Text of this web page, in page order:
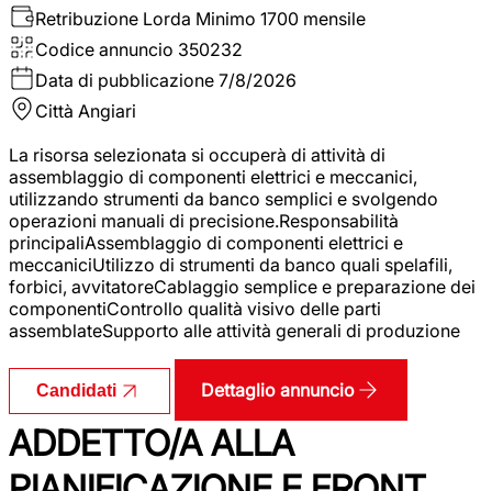
Retribuzione Lorda Minimo 1700 mensile
Codice annuncio 350232
Data di pubblicazione 7/8/2026
Città Angiari
La risorsa selezionata si occuperà di attività di
assemblaggio di componenti elettrici e meccanici,
utilizzando strumenti da banco semplici e svolgendo
operazioni manuali di precisione.Responsabilità
principaliAssemblaggio di componenti elettrici e
meccaniciUtilizzo di strumenti da banco quali spelafili,
forbici, avvitatoreCablaggio semplice e preparazione dei
componentiControllo qualità visivo delle parti
assemblateSupporto alle attività generali di produzione
Candidati Dettaglio annuncio
ADDETTO/A ALLA